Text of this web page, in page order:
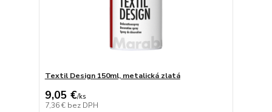
Textil Design 150ml, metalická zlatá
9,05 €/ks
7,36 € bez DPH